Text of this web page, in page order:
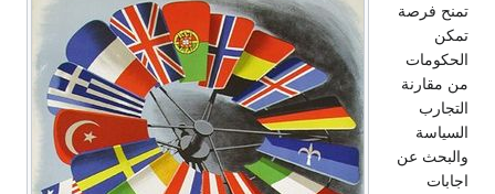
تمنح فرصة
تمكن
الحكومات
من مقارنة
التجارب
السياسة
والبحث عن
اجابات